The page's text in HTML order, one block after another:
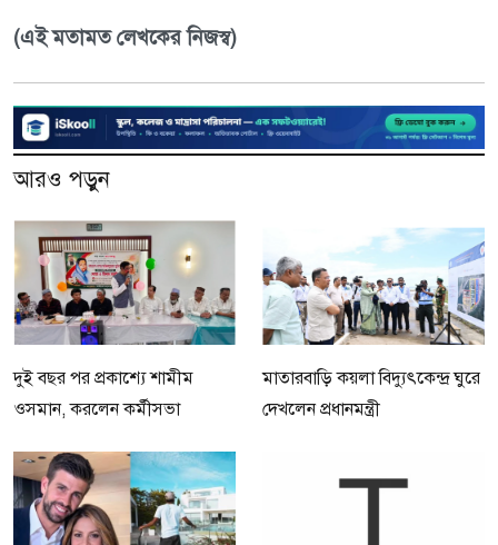
(এই মতামত লেখকের নিজস্ব)
আরও পড়ুন
দুই বছর পর প্রকাশ্যে শামীম
ওসমান, করলেন কর্মীসভা
মাতারবাড়ি কয়লা বিদ্যুৎকেন্দ্র ঘুরে
দেখলেন প্রধানমন্ত্রী